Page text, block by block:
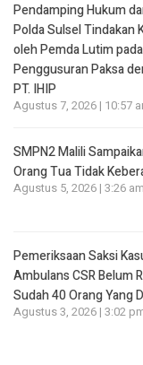
Pendamping Hukum
Polda Sulsel Tindakan
oleh Pemda Lutim
Penggusuran Paksa
PT. IHIP
Agustus 7, 2026 | 10:57
SMPN2 Malili
Orang Tua Tidak
Agustus 5, 2026 | 3:26
Pemeriksaan Saksi
Ambulans CSR Belum
Sudah 40 Orang Yang
Agustus 3, 2026 | 3:02